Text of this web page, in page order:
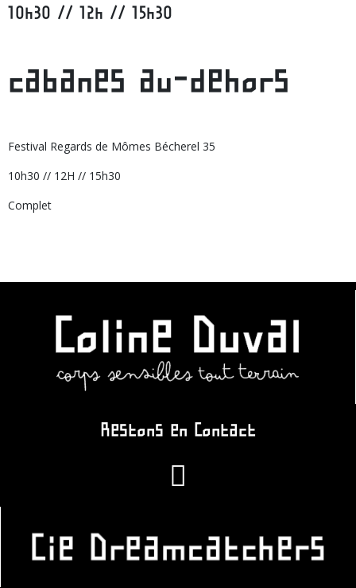
10h30 // 12h // 15h30
cabanes au-dehors
Festival Regards de Mômes Bécherel 35
10h30 // 12H // 15h30
Complet
Restons en Contact